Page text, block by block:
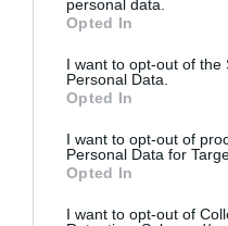
grant or deny consent to
use your data for below
consent section.
personal data.
Opted In
I want to opt-out of the
Personal Data.
Opted In
I want to opt-out of
Personal Data for
Opted In
I want to opt-out of